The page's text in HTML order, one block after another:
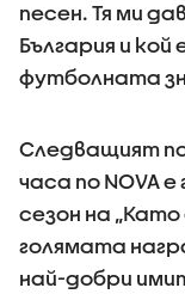
песен. Тя ми
България и
футболната
Следващият
часа по NOVA
сезон на „Като
голямата
най-добри